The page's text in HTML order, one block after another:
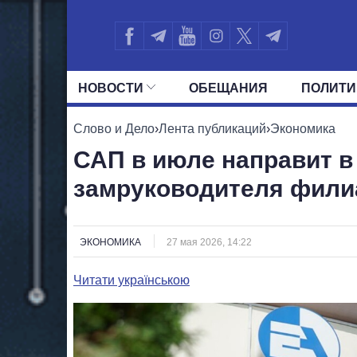
НОВОСТИ ОБЕЩАНИЯ
ВСЕ ПОЛИТИКИ ПРЕЗИДЕНТ И
Слово и Дело›Лента публикаций›Экономика
САП в июле направит в
замруководителя
ЭКОНОМИКА 27 мая 2026, 14:22
Читати українською